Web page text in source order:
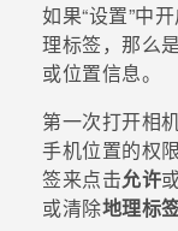
如果​“‍设置”中
理标签，那么
或位置信息。
第一次打开相
手机位置的权
签来点击允许
或清除地理标